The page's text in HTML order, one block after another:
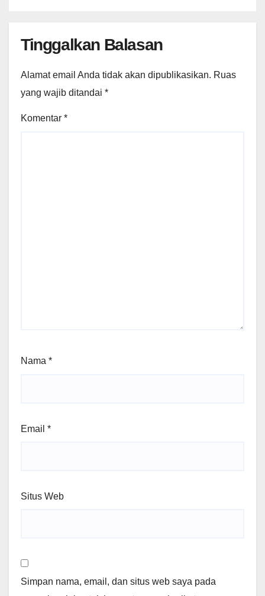
Tinggalkan Balasan
Alamat email Anda tidak akan dipublikasikan. Ruas
yang wajib ditandai *
Komentar *
Nama *
Email *
Situs Web
Simpan nama, email, dan situs web saya pada